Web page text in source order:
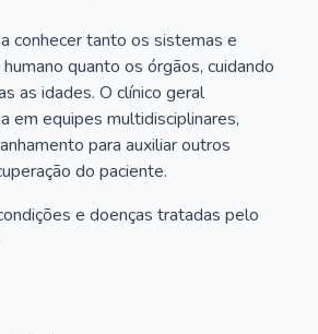
conhecer tanto os sistemas e
quanto os órgãos, cuidando
as idades. O clínico geral
em equipes multidisciplinares,
para auxiliar outros
do paciente.
e doenças tratadas pelo